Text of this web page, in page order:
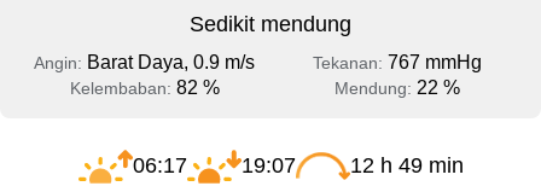
Sedikit mendung
Angin: Barat Daya, 0.9 m/s Tekanan: 767 mmHg
Kelembaban: 82 % Mendung: 22 %
06:17 19:07 12 h 49 min